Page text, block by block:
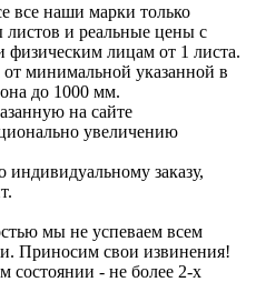
все наши марки только
листов и реальные цены с
лицам от 1 листа.
минимальной указанной в
до 1000 мм.
на сайте
увеличению
заказу,
мы не успеваем всем
Приносим свои извинения!
состоянии - не более 2-х